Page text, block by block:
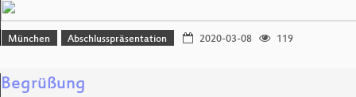
München Abschlusspräsentation 2020-03-08 119
Begrüßung